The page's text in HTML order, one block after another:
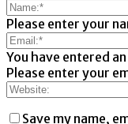
Please enter your
You have entered
Please enter your
Save my name,